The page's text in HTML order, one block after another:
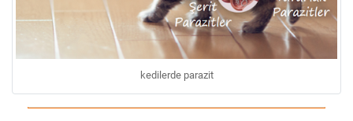
kedilerde parazit